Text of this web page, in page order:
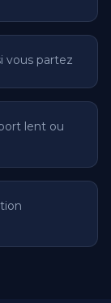
vous partez
lent ou